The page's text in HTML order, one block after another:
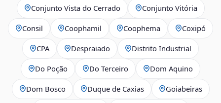
Conjunto Vista do Cerrado Conjunto Vitória
Consil Coophamil Coophema Coxipó
CPA Despraiado Distrito Industrial
Do Poção Do Terceiro Dom Aquino
Dom Bosco Duque de Caxias Goiabeiras